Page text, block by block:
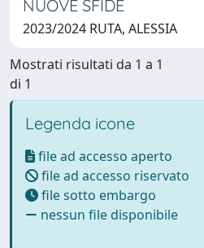
NUOVE SFIDE
2023/2024 RUTA, ALESSIA
Mostrati risultati da 1 a 1
di 1
Legenda icone
file ad accesso aperto
file ad accesso riservato
file sotto embargo
nessun file disponibile